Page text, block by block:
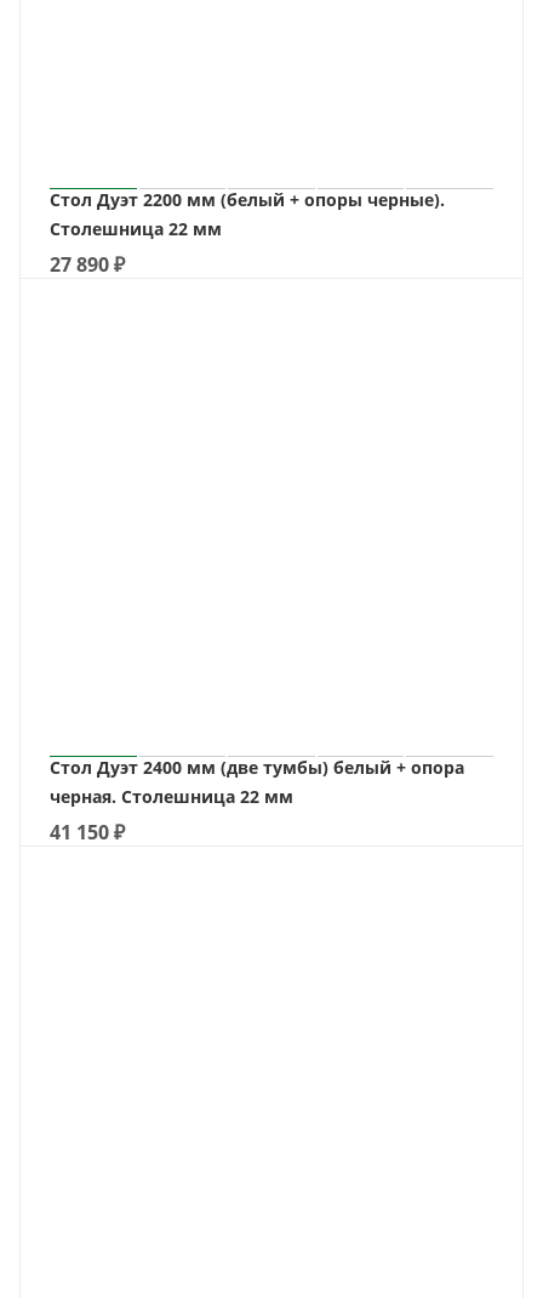
Стол Дуэт 2200 мм (белый + опоры черные).
Столешница 22 мм
27 890₽
Стол Дуэт 2400 мм (две тумбы) белый + опора
черная. Столешница 22 мм
41 150₽